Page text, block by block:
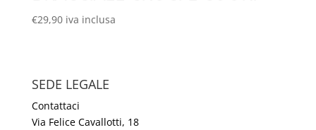
€29,90 iva inclusa
SEDE LEGALE
Contattaci
Via Felice Cavallotti, 18